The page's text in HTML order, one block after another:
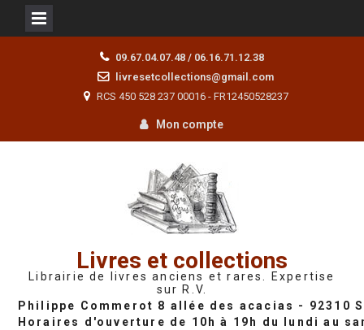
09.67.04.07.48 / 06.16.71.12.38
livresetcollections@gmail.com
RCS 450 528 237 00016 - FR12450528237
Mon compte
Livres et collections
Librairie de livres anciens et rares. Expertise
sur R.V.